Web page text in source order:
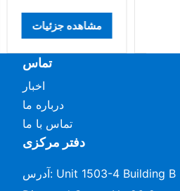
مشاهده جزئیات
تماس
اخبار
درباره ما
تماس با ما
دفتر مرکزی
آدرس: Unit 1503-4 Building B